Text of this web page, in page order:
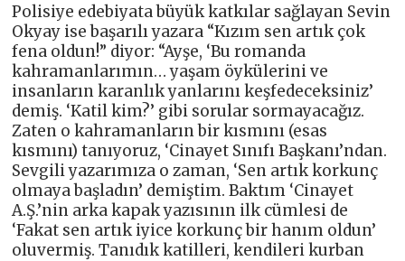
Polisiye edebiyata büyük katkılar sağlayan Sevin
Okyay ise başarılı yazara “Kızım sen artık çok
fena oldun!” diyor: “Ayşe, ‘Bu romanda
kahramanlarımın… yaşam öykülerini ve
insanların karanlık yanlarını keşfedeceksiniz’
demiş. ‘Katil kim?’ gibi sorular sormayacağız.
Zaten o kahramanların bir kısmını (esas
kısmını) tanıyoruz, ‘Cinayet Sınıfı Başkanı’ndan.
Sevgili yazarımıza o zaman, ‘Sen artık korkunç
olmaya başladın’ demiştim. Baktım ‘Cinayet
A.Ş.’nin arka kapak yazısının ilk cümlesi de
‘Fakat sen artık iyice korkunç bir hanım oldun’
oluvermiş. Tanıdık katilleri, kendileri kurban